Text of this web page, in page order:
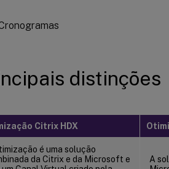
distinções
Citrix HDX
é uma solução
da Citrix e da Microsoft e
A